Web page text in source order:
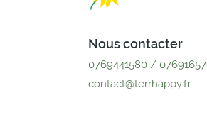
Nous contacter
0769441580 /
contact@terrhappy.fr